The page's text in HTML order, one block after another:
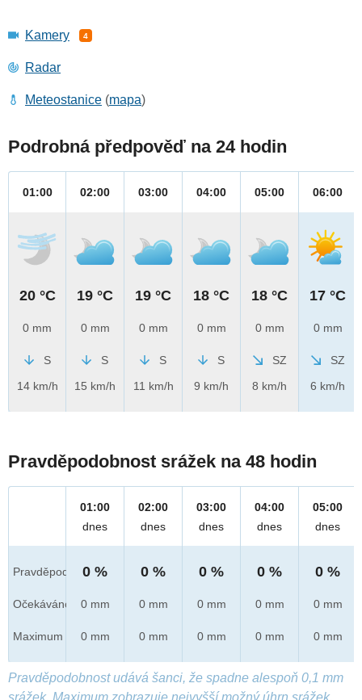
Kamery 4
Radar
Meteostanice (mapa)
Podrobná předpověď na 24 hodin
01:00
20 °C
0 mm
S
14 km/h
02:00
19 °C
0 mm
S
15 km/h
03:00
19 °C
0 mm
S
11 km/h
04:00
18 °C
0 mm
S
9 km/h
05:00
18 °C
0 mm
SZ
8 km/h
06:00
17 °C
0 mm
SZ
6 km/h
Pravděpodobnost srážek na 48 hodin
Pravděpod.
Očekáváno
Maximum
01:00
dnes
0 %
0 mm
0 mm
02:00
dnes
0 %
0 mm
0 mm
03:00
dnes
0 %
0 mm
0 mm
04:00
dnes
0 %
0 mm
0 mm
05:00
dnes
0 %
0 mm
0 mm
Pravděpodobnost udává šanci, že spadne alespoň 0,1 mm